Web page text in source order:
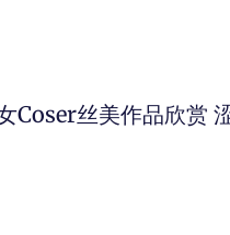
Coser丝美作品欣赏